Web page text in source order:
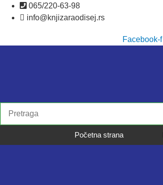
Skočite 065/220-63-98
info@knjizaraodisej.rs
Facebook-f
Početna strana